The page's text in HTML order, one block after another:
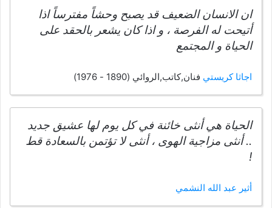
ان الانسان الضعيف قد يصبح وحشاً مفترساً اذا
أتيحت له الفرصة ، و اذا كان يشعر بالحقد على
الحياة و المجتمع
اجاثا كريستي فنان,كاتب,الروائي (1890 - 1976)
الحياة هي أنثى خائنة في كل يوم لها عشيق جديد
.. أنثى مزاجية الهوى ، أنثى لا تؤتمن بالسعادة قط
!
أثير عبد الله النشمي